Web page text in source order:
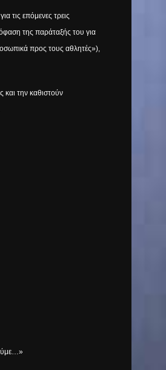
τις επόμενες τρεις
της παράταξής του για
προς τους αθλητές»),
και την καθιστούν